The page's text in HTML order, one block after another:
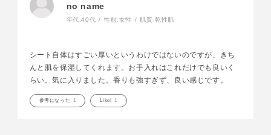
no name
年代:40代 性別:女性 肌質:乾性肌
シート自体はすごい厚いというわけではないのですが、きち
んと肌を保湿してくれます。お手入れはこれだけでも良いく
らい。気に入りました。香りも強すぎず、良い感じです。
参考になった 1 Like! 1